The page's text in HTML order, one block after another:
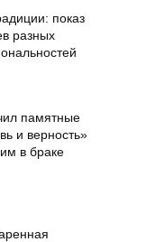
показ
разных
памятные
и верность»
в браке